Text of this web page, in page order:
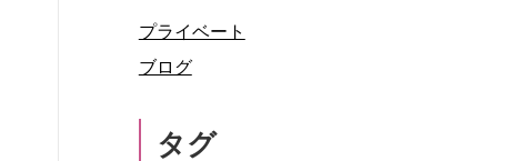
プライベート
ブログ
タグ